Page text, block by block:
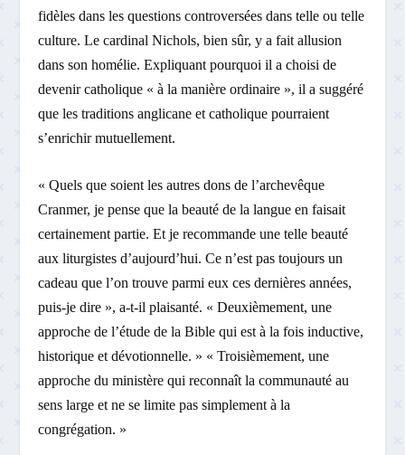
fidèles dans les questions controversées dans telle ou telle
culture. Le cardinal Nichols, bien sûr, y a fait allusion
dans son homélie. Expliquant pourquoi il a choisi de
devenir catholique « à la manière ordinaire », il a suggéré
que les traditions anglicane et catholique pourraient
s’enrichir mutuellement.
« Quels que soient les autres dons de l’archevêque
Cranmer, je pense que la beauté de la langue en faisait
certainement partie. Et je recommande une telle beauté
aux liturgistes d’aujourd’hui. Ce n’est pas toujours un
cadeau que l’on trouve parmi eux ces dernières années,
puis-je dire », a-t-il plaisanté. « Deuxièmement, une
approche de l’étude de la Bible qui est à la fois inductive,
historique et dévotionnelle. » « Troisièmement, une
approche du ministère qui reconnaît la communauté au
sens large et ne se limite pas simplement à la
congrégation. »